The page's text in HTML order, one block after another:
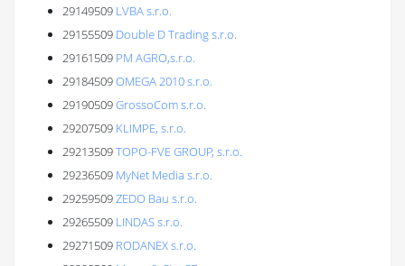
29149509 LVBA s.r.o.
29155509 Double D Trading s.r.o.
29161509 PM AGRO,s.r.o.
29184509OMEGA 2010 s.r.o.
29190509GrossoCom s.r.o.
29207509 KLIMPE, s.r.o.
29213509TOPO-FVE GROUP, s.r.o.
29236509 MyNet Media s.r.o.
29259509ZEDO Bau s.r.o.
29265509 LINDAS s.r.o.
29271509 RODANEX s.r.o.